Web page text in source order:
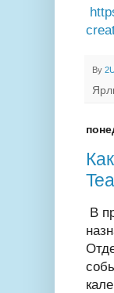
By 2U
В